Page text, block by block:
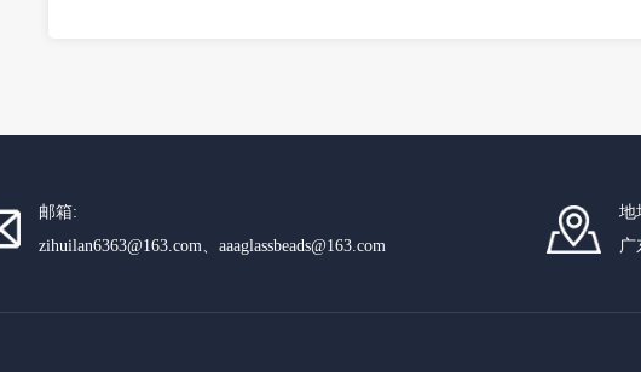
邮箱:
zihuilan6363@163.com、aaaglassbeads@163.com
地